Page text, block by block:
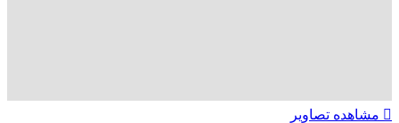
مشاهده تصاویر